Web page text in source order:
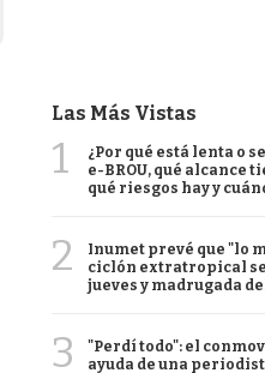
Las Más Vistas
1
¿Por qué está lenta o
e-BROU, qué alcance
qué riesgos hay y
2
Inumet prevé que "lo
ciclón extratropical
jueves y madrugada
3
"Perdí todo": el
ayuda de una